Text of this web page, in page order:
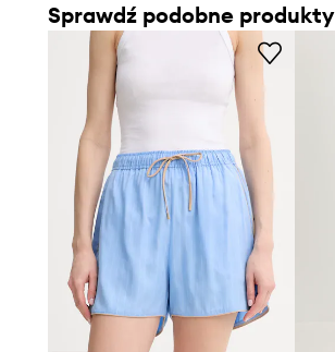
Sprawdź podobne produkty